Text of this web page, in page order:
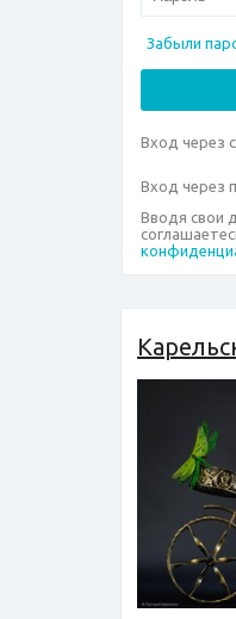
Забыли
Вход через
Вход через
Вводя свои